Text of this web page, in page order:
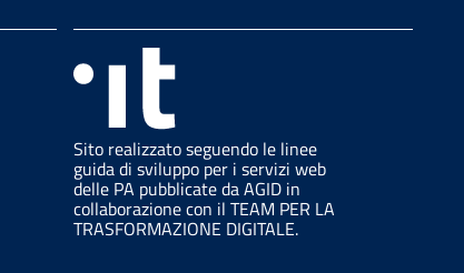
Sito realizzato seguendo le linee
guida di sviluppo per i servizi web
delle PA pubblicate da AGID in
collaborazione con il TEAM PER LA
TRASFORMAZIONE DIGITALE.